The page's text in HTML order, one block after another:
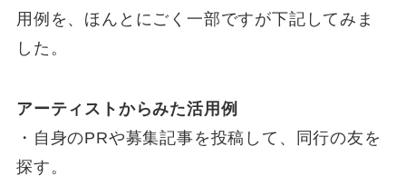
用例を、ほんとにごく一部ですが下記してみま
した。
アーティストからみた活用例
・自身のPRや募集記事を投稿して、同行の友を
探す。